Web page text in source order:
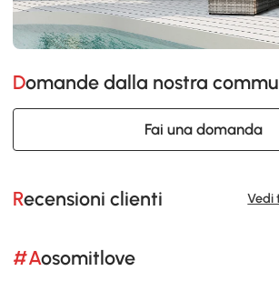
Domande dalla nostra
Fai una domanda
Recensioni clienti Vedi
#Aosomitlove